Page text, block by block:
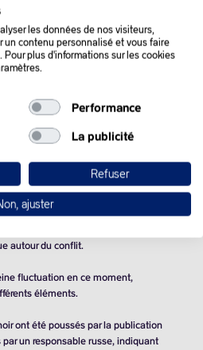
les attaques de l’Ukraine contre
drones un oléoduc reliant la mer
le sud de la Russie, provoquant
une baisse d’environ 30% du
a annoncé mardi l’opérateur russe
à celles menées par la
autour du conflit.
fluctuation en ce moment,
éléments.
ont été poussés par la publication
un responsable russe, indiquant
les données de nos visiteurs,
un contenu personnalisé et vous faire
plus d'informations sur les cookies
Performance
La publicité
Refuser
ajuster